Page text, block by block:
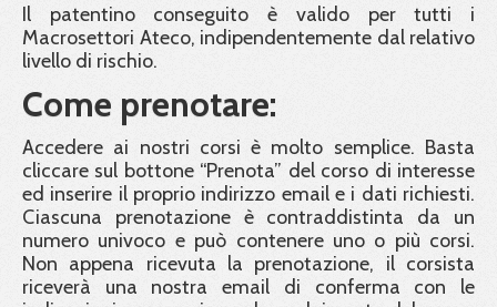
Il patentino conseguito è valido per tutti i
Macrosettori Ateco, indipendentemente dal relativo
livello di rischio.
Come prenotare:
Accedere ai nostri corsi è molto semplice. Basta
cliccare sul bottone “Prenota” del corso di interesse
ed inserire il proprio indirizzo email e i dati richiesti.
Ciascuna prenotazione è contraddistinta da un
numero univoco e può contenere uno o più corsi.
Non appena ricevuta la prenotazione, il corsista
riceverà una nostra email di conferma con le